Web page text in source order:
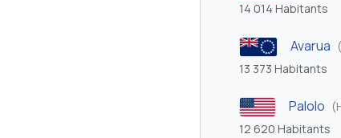
14 014 Habitants
Avarua
13 373 Habitants
Palolo
12 620 Habitants